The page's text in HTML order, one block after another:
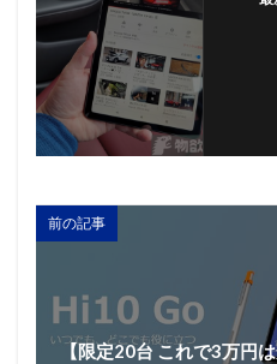
前の記事
【限定20台 これで3万円